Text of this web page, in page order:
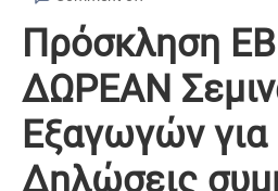
Πρόσκληση
ΔΩΡΕΑΝ
Εξαγωγών
Δηλώσεις